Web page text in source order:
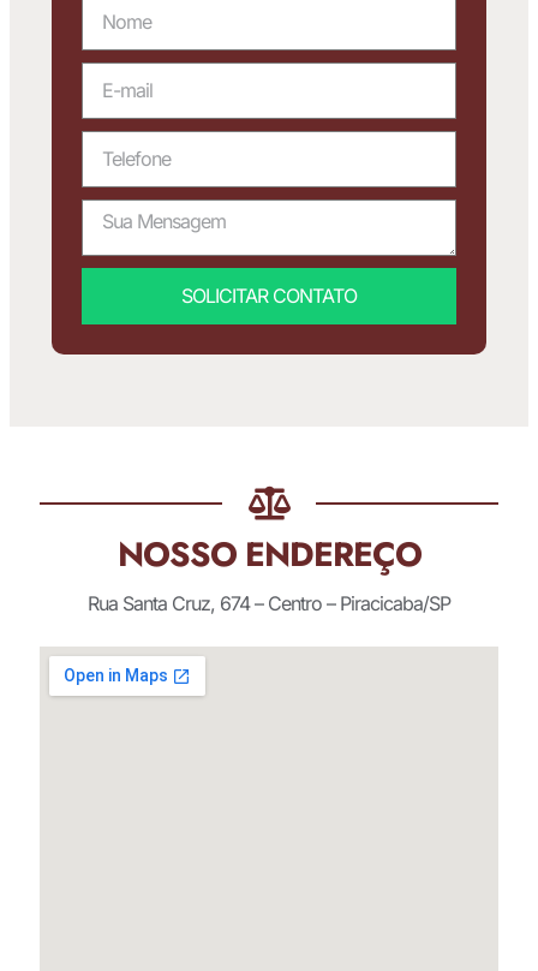
SOLICITAR CONTATO
NOSSO ENDEREÇO
Rua Santa Cruz, 674 – Centro – Piracicaba/SP